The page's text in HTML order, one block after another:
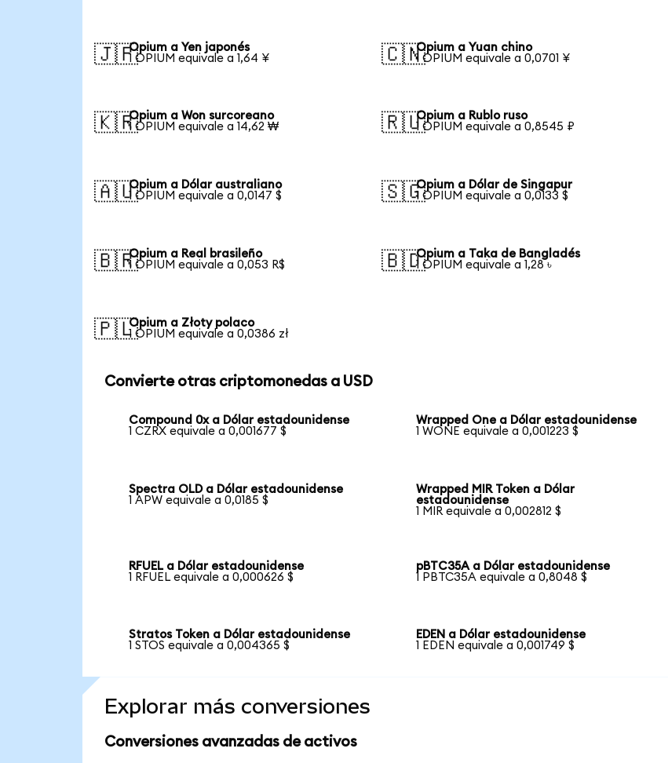
🇯🇵Opium a Yen japonés
1 OPIUM equivale a 1,64 ¥
🇨🇳Opium a Yuan chino
1 OPIUM equivale a 0,0701 ¥
🇰🇷Opium a Won surcoreano
1 OPIUM equivale a 14,62 ₩
🇷🇺Opium a Rublo ruso
1 OPIUM equivale a 0,8545 ₽
🇦🇺Opium a Dólar australiano
1 OPIUM equivale a 0,0147 $
🇸🇬Opium a Dólar de Singapur
1 OPIUM equivale a 0,0133 $
🇧🇷Opium a Real brasileño
1 OPIUM equivale a 0,053 R$
🇧🇩Opium a Taka de Bangladés
1 OPIUM equivale a 1,28 ৳
🇵🇱Opium a Złoty polaco
1 OPIUM equivale a 0,0386 zł
Convierte otras criptomonedas a USD
Compound 0x a Dólar estadounidense
1 CZRX equivale a 0,001677 $
Wrapped One a Dólar estadounidense
1 WONE equivale a 0,001223 $
Spectra OLD a Dólar estadounidense
1 APW equivale a 0,0185 $
Wrapped MIR Token a Dólar
estadounidense
1 MIR equivale a 0,002812 $
RFUEL a Dólar estadounidense
1 RFUEL equivale a 0,000626 $
pBTC35A a Dólar estadounidense
1 PBTC35A equivale a 0,8048 $
Stratos Token a Dólar estadounidense
1 STOS equivale a 0,004365 $
EDEN a Dólar estadounidense
1 EDEN equivale a 0,001749 $
Explorar más conversiones
Conversiones avanzadas de activos